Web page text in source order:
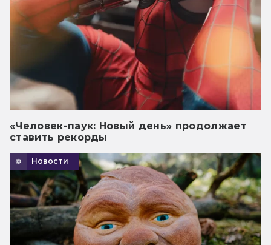
«Человек-паук: Новый день» продолжает
ставить рекорды
Новости